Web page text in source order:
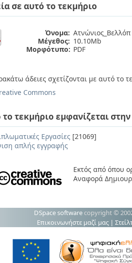
σε αυτό το τεκμήριο
Όνομα: Ατνώνιος_Βελλόπ
Μέγεθος: 10.10Mb
Μορφότυπο: PDF
άδειες σχετίζονται με αυτό το
Commons
το τεκμήριο εμφανίζεται
Εργασίες [21069]
απλής εγγραφής
Εκτός από όπου
Αναφορά
DSpace software copyright ©
Επικοινωνήστε μαζί μας |